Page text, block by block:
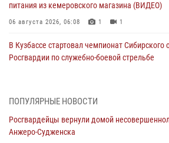
питания из кемеровского магазина (ВИДЕО)
06 августа 2026, 06:08 1 1
В Кузбассе стартовал чемпионат Сибирского
Росгвардии по служебно-боевой стрельбе
Росгвардейцы задержали в Кемерове
05 августа 2026, 09:30
ПОПУЛЯРНЫЕ НОВОСТИ
Росгвардейцы вернули домой
Анжеро-Судженска